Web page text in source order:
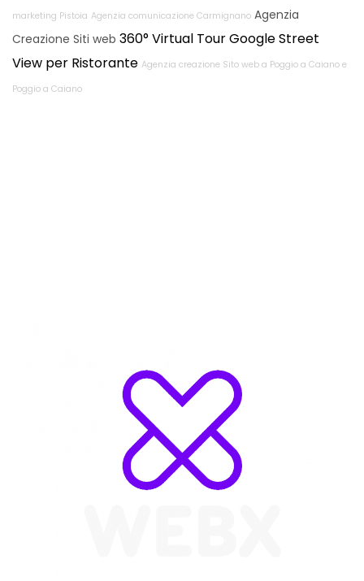
marketing Pistoia Agenzia comunicazione Carmignano Agenzia
Creazione Siti web 360° Virtual Tour Google Street
View per Ristorante Agenzia creazione Sito web a Poggio a Caiano e
Poggio a Caiano